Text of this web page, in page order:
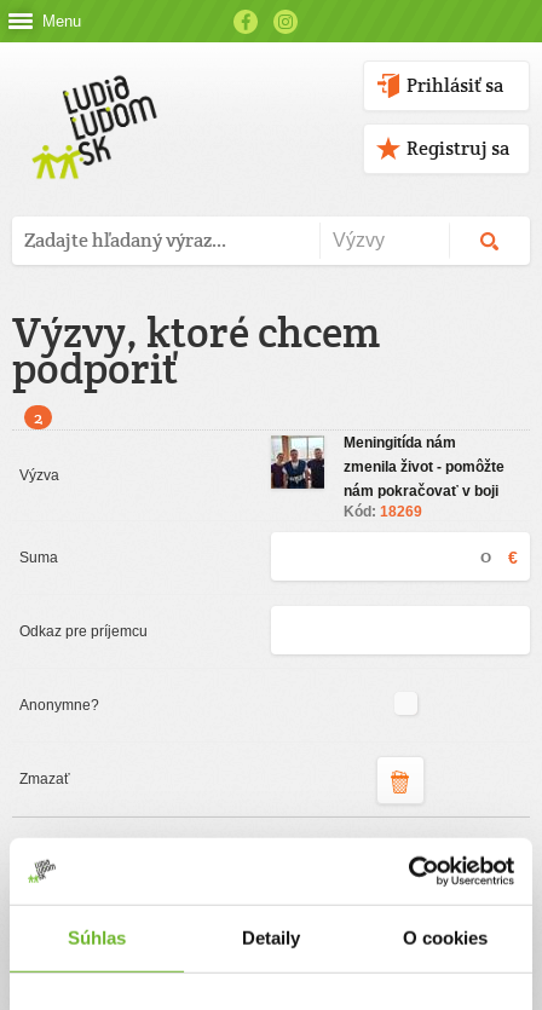
Súhlas Detaily O cookies
Menu
Prihlásiť sa
Registruj sa
Výzvy, ktoré chcem
podporiť
2
Meningitída nám
zmenila život - pomôžte
nám pokračovať v boji
Kód: 18269
€
ĽudiaĽudom.sk
Jednorazový Pravidelný